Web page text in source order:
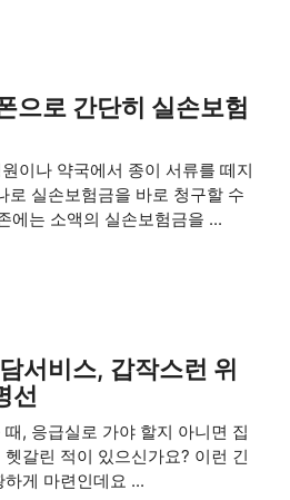
으로 간단히 실손보험
이나 약국에서 종이 서류를 떼지
로 실손보험금을 바로 청구할 수
에는 소액의 실손보험금을 ...
서비스, 갑작스런 위
선
, 응급실로 가야 할지 아니면 집
갈린 적이 있으신가요? 이런 긴
게 마련인데요 ...